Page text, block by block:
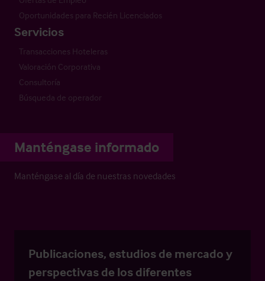
Oportunidades para Recién Licenciados
Servicios
Transacciones Hoteleras
Valoración Corporativa
Consultoría
Búsqueda de operador
Manténgase informado
Manténgase al día de nuestras novedades
Publicaciones, estudios de mercado y
perspectivas de los diferentes